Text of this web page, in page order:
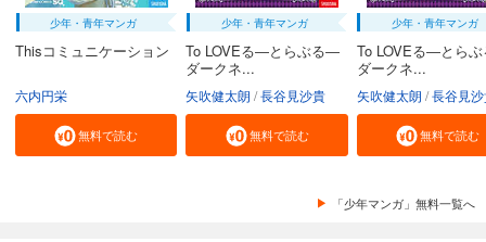
少年・青年マンガ
Thisコミュニケーション
六内円栄
無料で読む
少年・青年マンガ
To LOVEる―とらぶる―
ダークネ...
矢吹健太朗 長谷見沙貴
無料で読む
少年・青年マンガ
To LOVEる―とら
ダークネ...
矢吹健太朗 長谷見
無料で読む
「少年マンガ」無料一覧へ